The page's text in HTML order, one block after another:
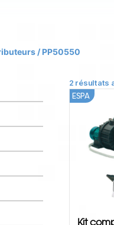
/ PP50550
2 résultats
Kit
ESPA